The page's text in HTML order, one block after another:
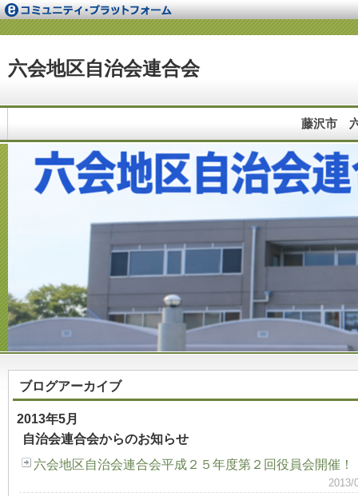
六会地区自治会連合会
藤沢市
ブログアーカイブ
2013年5月
自治会連合会からのお知らせ
六会地区自治会連合会平成２５年度第２回役員会開催！
2013/